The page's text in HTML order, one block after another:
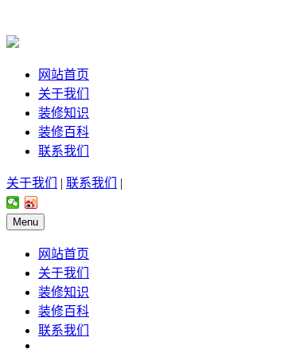
网站首页
关于我们
装修知识
装修百科
联系我们
关于我们 | 联系我们 |
Menu
网站首页
关于我们
装修知识
装修百科
联系我们